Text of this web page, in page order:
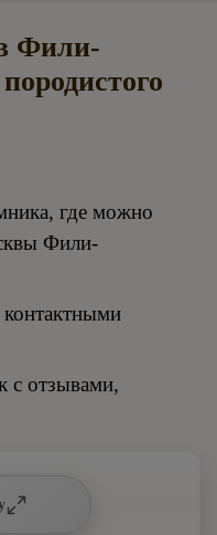
Фили-
где можно
Фили-
с отзывами,